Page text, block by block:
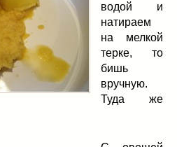
водой и
натираем
на мелкой
терке, то
бишь
вручную.
Туда же